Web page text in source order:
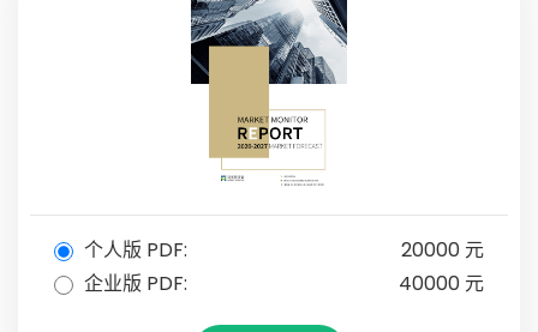
个人版 PDF:
20000 元
企业版 PDF:
40000 元